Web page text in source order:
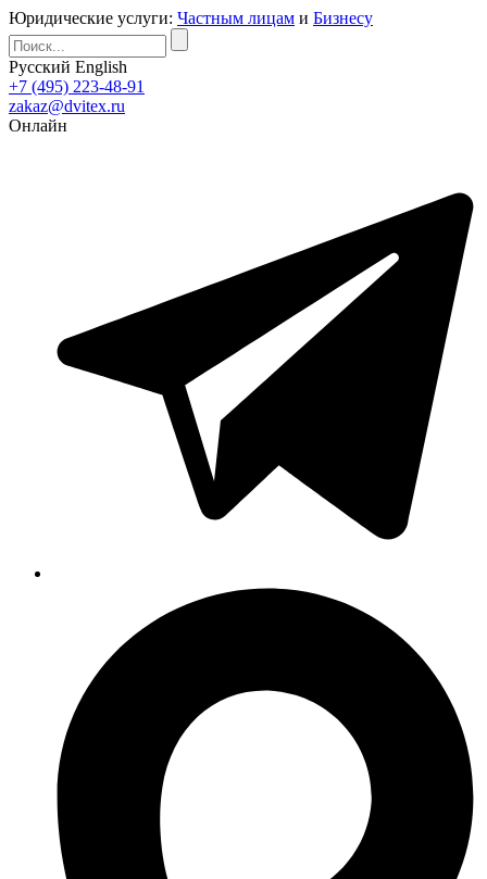
Юридические услуги: Частным лицам и Бизнесу
Русский English
+7 (495) 223-48-91
zakaz@dvitex.ru
Онлайн